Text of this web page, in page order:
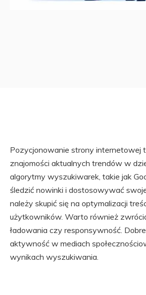
Pozycjonowanie strony internetowej
znajomości aktualnych trendów w
algorytmy wyszukiwarek, takie jak
śledzić nowinki i dostosowywać
należy skupić się na optymalizacji
użytkowników. Warto również
ładowania czy responsywność.
aktywność w mediach
wynikach wyszukiwania.